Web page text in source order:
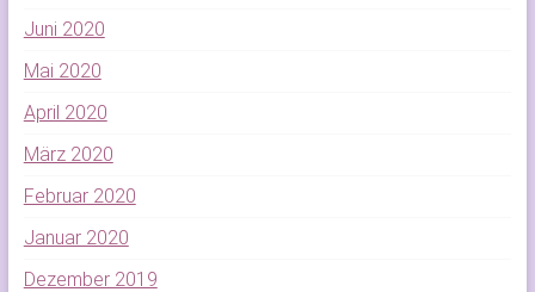
Juni 2020
Mai 2020
April 2020
März 2020
Februar 2020
Januar 2020
Dezember 2019